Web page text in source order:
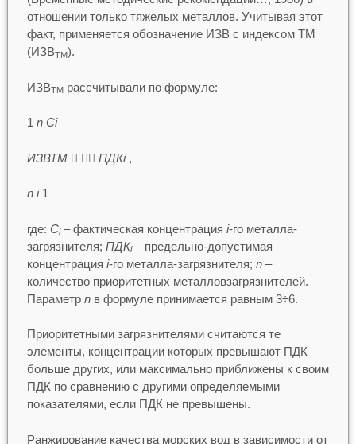
отношении только тяжелых металлов. Учитывая этот
факт, применяется обозначение ИЗВ с индексом ТМ
(ИЗВТМ).
ИЗВТМрассчитывали по формуле:
1 n Ci
ИЗВТМ   ПДКi ,
n i 1
где: Ci– фактическая концентрация i-го металла-
загрязнителя; ПДКi– предельно-допустимая
концентрация i-го металла-загрязнителя; n–
количество приоритетных металловзагрязнителей.
Параметр nв формуле принимается равным 3÷6.
Приоритетными загрязнителями считаются те
элементы, концентрации которых превышают ПДК
больше других, или максимально приближены к своим
ПДК по сравнению с другими определяемыми
показателями, если ПДК не превышены.
Ранжирование качества морских вод в зависимости от